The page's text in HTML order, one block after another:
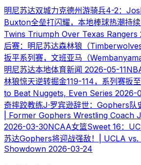
明尼苏达双城力克德州游骑兵4-2：
Buxton全垒打闪耀，本地棒球热潮持
Twins Triumph Over Texas Rangers
后赛：明尼苏达森林狼（
扳平系列赛，文班亚马（
明尼苏达本地体育新闻 2026-05-11
林狼惊天逆转掘金119-114，系列赛扳
to Beat Nuggets, Even Series 2026-
奇摔跤教练J·罗宾逊辞世：Gophers队
| Former Gophers Wrestling Coach
2026-03-30NCAA女篮Sweet 16：
苏达Gophers将迎战强敌！| UCLA
Showdown 2026-03-24